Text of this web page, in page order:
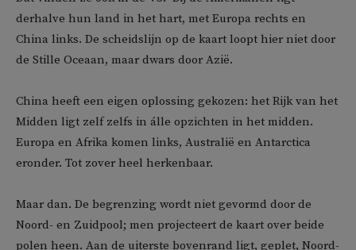
derhalve hun land in het hart, met Europa rechts en
China links. De scheidslijn op de kaart loopt hier niet door
de Stille Oceaan, maar dwars door Azië.
China heeft een eigen oplossing gekozen: het Rijk van het
Midden ligt zelf zelfs in álle opzichten in het midden.
Europa en Afrika komen links, Australië en Antarctica
eronder. Tot zover heel herkenbaar.
Maar dan. De begrenzing wordt niet gevormd door de
Noord- en Zuidpool; men projecteert de kaart over beide
polen heen. Aan de uiterste bovenrand ligt, geplet, Noord-